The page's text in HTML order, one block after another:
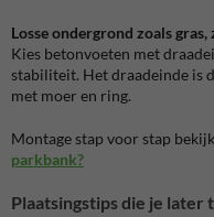
Losse ondergrond zoals
Kies betonvoeten met
stabiliteit. Het draadeinde is
met moer en ring.
Montage stap voor stap
parkbank?
Plaatsingstips die je later